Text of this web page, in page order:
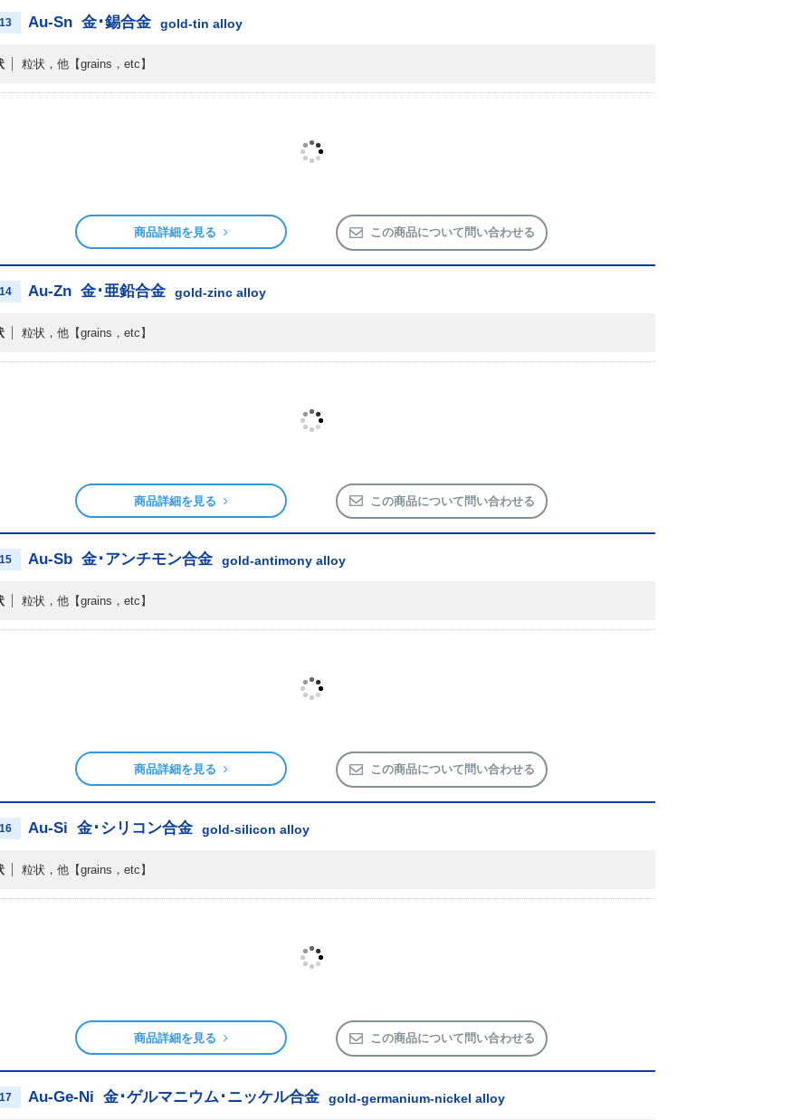
Au-Sn 金･錫合金 gold-tin alloy
粒状，他 【grains，etc】
商品詳細を見る この商品について問い合わせる
Au-Zn 金･亜鉛合金 gold-zinc alloy
粒状，他 【grains，etc】
商品詳細を見る この商品について問い合わせる
Au-Sb 金･アンチモン合金 gold-antimony alloy
粒状，他 【grains，etc】
商品詳細を見る この商品について問い合わせる
Au-Si 金･シリコン合金 gold-silicon alloy
粒状，他 【grains，etc】
商品詳細を見る この商品について問い合わせる
Au-Ge-Ni 金･ゲルマニウム･ニッケル合金 gold-germanium-nickel alloy